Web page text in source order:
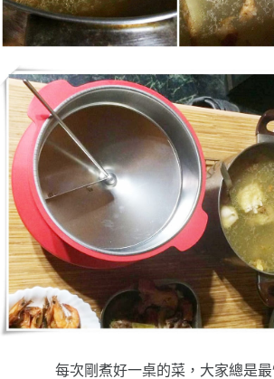
每次剛煮好一桌的菜，大家總是